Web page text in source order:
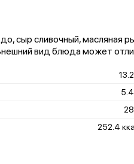
сыр сливочный, масляная
вид блюда может
252.4